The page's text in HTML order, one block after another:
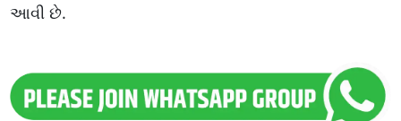
આવી છે.